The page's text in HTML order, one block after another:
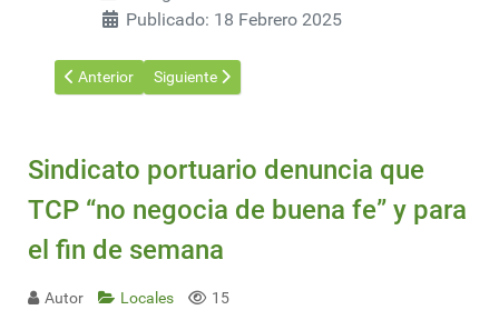
Publicado: 18 Febrero 2025
Artículo anterior: El MTOP confirmó nuevo accidente
Anterior Artículo siguiente: Ministerio de Ambiente
Siguiente
Sindicato portuario denuncia que
TCP “no negocia de buena fe” y para
el fin de semana
Autor Locales 15